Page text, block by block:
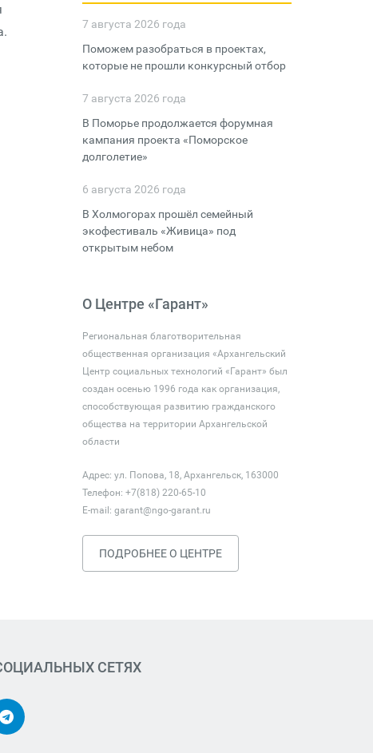
7 августа 2026 года
Поможем разобраться в проектах,
которые не прошли конкурсный отбор
7 августа 2026 года
В Поморье продолжается форумная
кампания проекта «Поморское
долголетие»
6 августа 2026 года
В Холмогорах прошёл семейный
экофестиваль «Живица» под
открытым небом
О Центре «Гарант»
Региональная благотворительная
общественная организация «Архангельский
Центр социальных технологий «Гарант» был
создан осенью 1996 года как организация,
способствующая развитию гражданского
общества на территории Архангельской
области
Адрес: ул. Попова, 18, Архангельск, 163000
Телефон: +7(818) 220-65-10
E-mail: garant@ngo-garant.ru
ПОДРОБНЕЕ О ЦЕНТРЕ
СЕТЯХ